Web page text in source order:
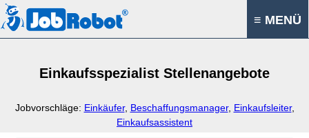
≡ MENÜ
Einkaufsspezialist Stellenangebote
Jobvorschläge: Einkäufer, Beschaffungsmanager, Einkaufsleiter,
Einkaufsassistent